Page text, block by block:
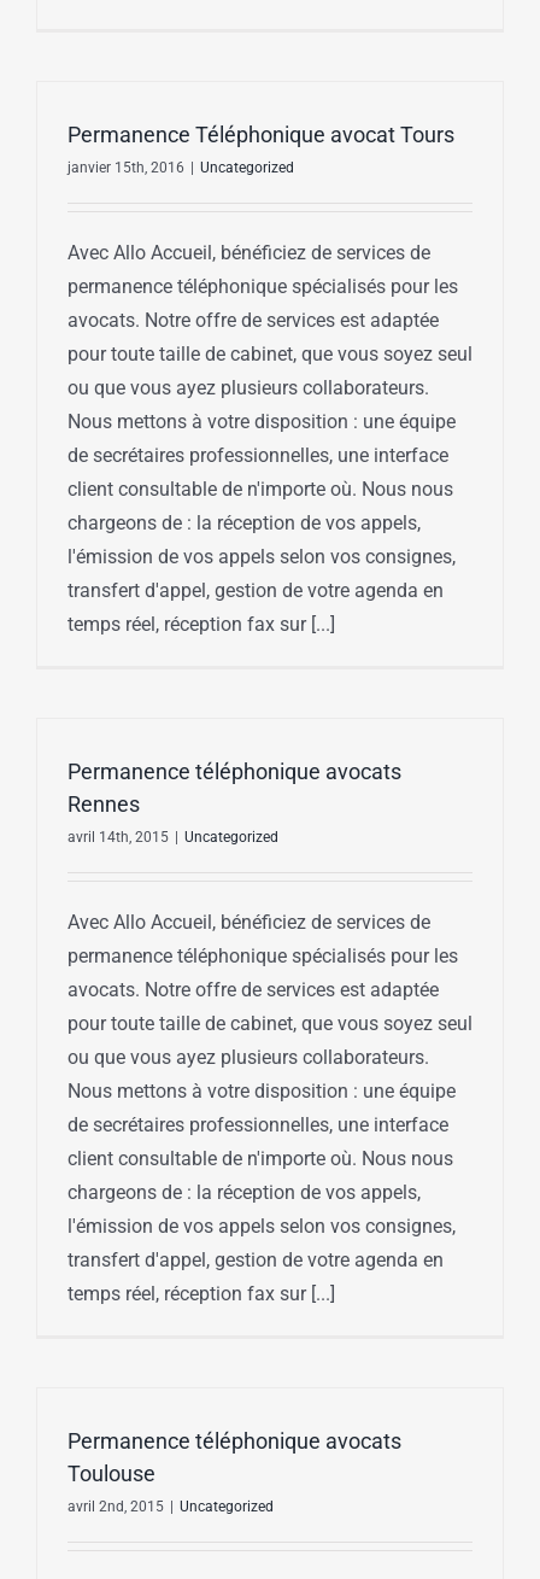
Permanence Téléphonique avocat Tours
janvier 15th, 2016 Uncategorized
Avec Allo Accueil, bénéficiez de services de
permanence téléphonique spécialisés pour les
avocats. Notre offre de services est adaptée
pour toute taille de cabinet, que vous soyez seul
ou que vous ayez plusieurs collaborateurs.
Nous mettons à votre disposition : une équipe
de secrétaires professionnelles, une interface
client consultable de n'importe où. Nous nous
chargeons de : la réception de vos appels,
l'émission de vos appels selon vos consignes,
transfert d'appel, gestion de votre agenda en
temps réel, réception fax sur [...]
Permanence téléphonique avocats
Rennes
avril 14th, 2015 Uncategorized
Avec Allo Accueil, bénéficiez de services de
permanence téléphonique spécialisés pour les
avocats. Notre offre de services est adaptée
pour toute taille de cabinet, que vous soyez seul
ou que vous ayez plusieurs collaborateurs.
Nous mettons à votre disposition : une équipe
de secrétaires professionnelles, une interface
client consultable de n'importe où. Nous nous
chargeons de : la réception de vos appels,
l'émission de vos appels selon vos consignes,
transfert d'appel, gestion de votre agenda en
temps réel, réception fax sur [...]
Permanence téléphonique avocats
Toulouse
avril 2nd, 2015 Uncategorized